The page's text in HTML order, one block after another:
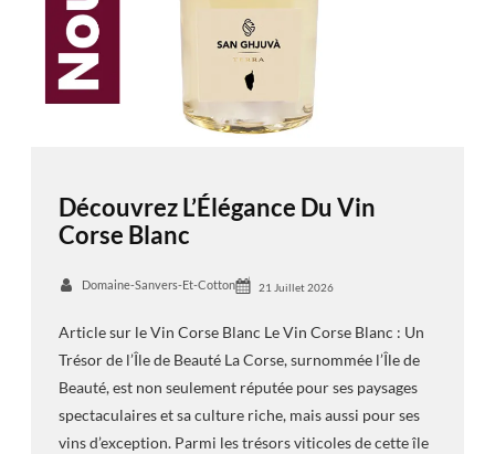
Découvrez L’Élégance Du Vin
Corse Blanc
Domaine-Sanvers-Et-Cotton 21 Juillet 2026
Article sur le Vin Corse Blanc Le Vin Corse Blanc : Un
Trésor de l’Île de Beauté La Corse, surnommée l’Île de
Beauté, est non seulement réputée pour ses paysages
spectaculaires et sa culture riche, mais aussi pour ses
vins d’exception. Parmi les trésors viticoles de cette île